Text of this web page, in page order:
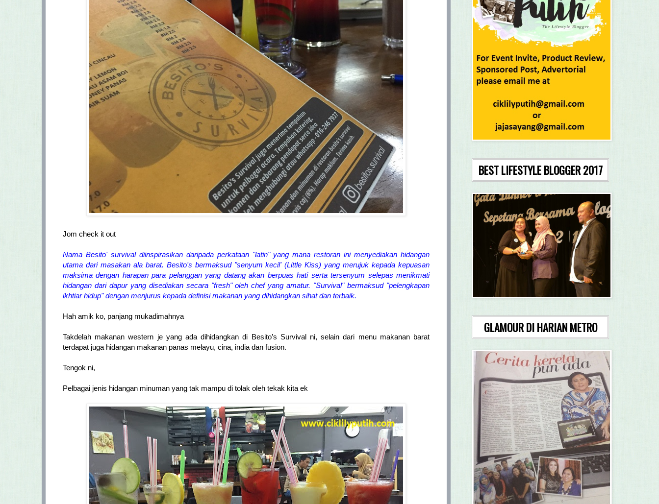
Jom check it out
Nama Besito' survival diinspirasikan daripada perkataan "latin" yang mana restoran ini menyediakan hidangan
utama dari masakan ala barat. Besito's bermaksud "senyum kecil' (Little Kiss) yang merujuk kepada kepuasan
maksima dengan harapan para pelanggan yang datang akan berpuas hati serta tersenyum selepas menikmati
hidangan dari dapur yang disediakan secara "fresh" oleh chef yang amatur. "Survival" bermaksud "pelengkapan
ikhtiar hidup" dengan menjurus kepada definisi makanan yang dihidangkan sihat dan terbaik.
Hah amik ko, panjang mukadimahnya
Takdelah makanan western je yang ada dihidangkan di Besito’s Survival ni, selain dari menu makanan barat
terdapat juga hidangan makanan panas melayu, cina, india dan fusion.
Tengok ni,
Pelbagai jenis hidangan minuman yang tak mampu di tolak oleh tekak kita ek
BEST LIFESTYLE BLOGGER 2017
GLAMOUR DI HARIAN METRO